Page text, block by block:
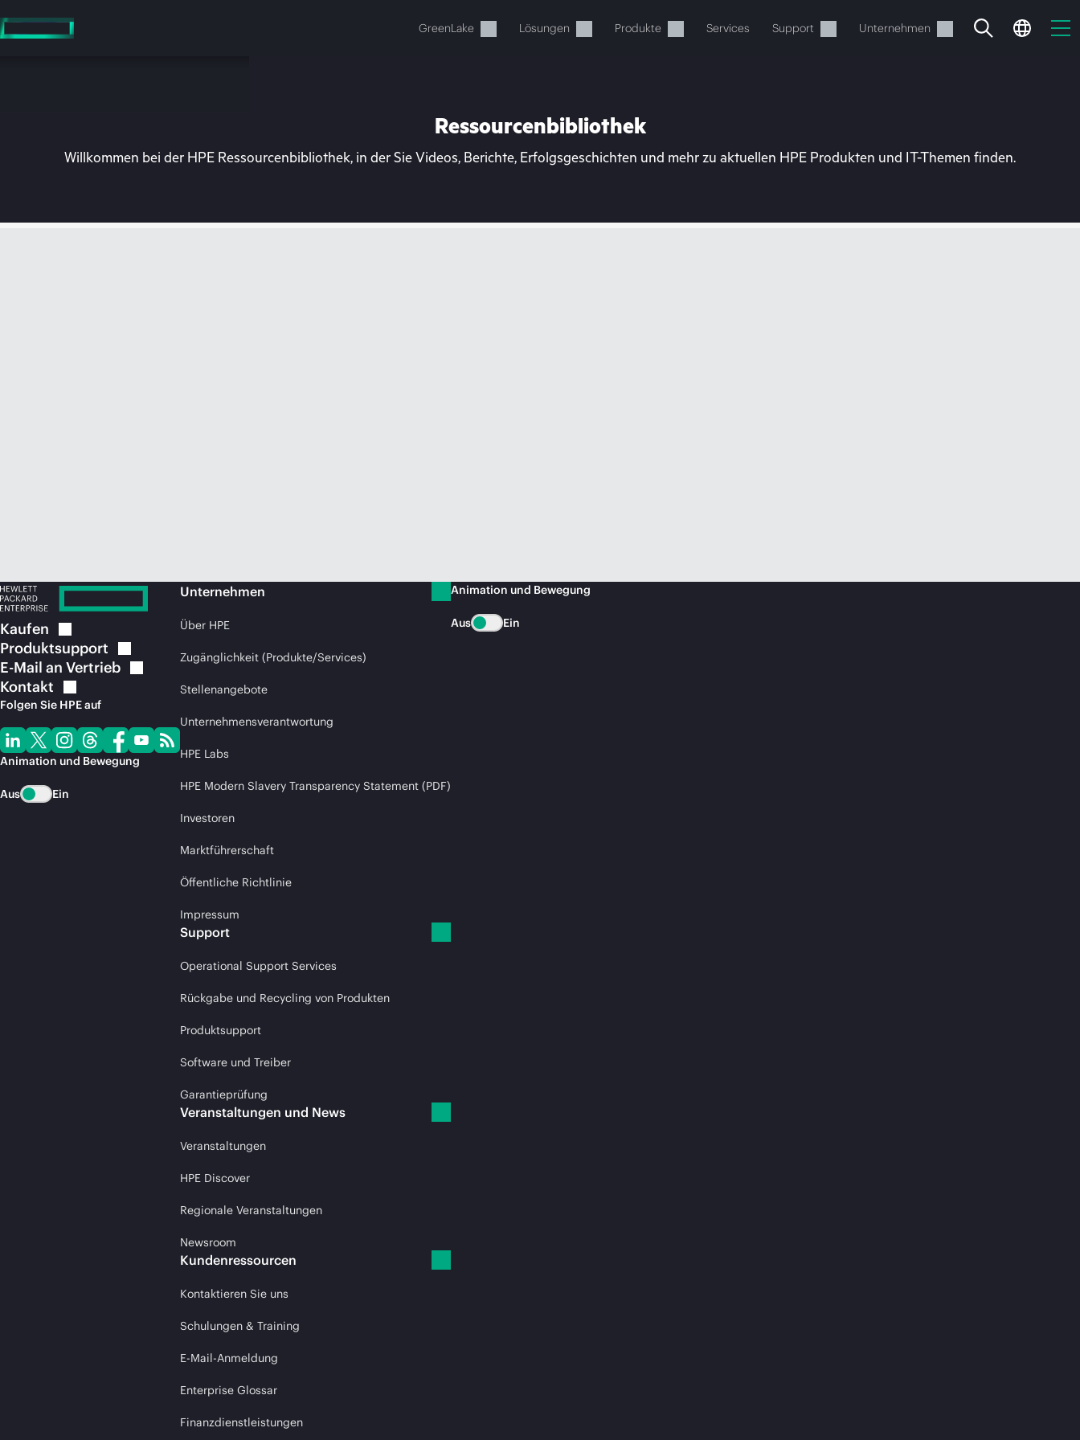
Hauptinhalt
wechseln
GreenLake Lösungen Produkte Services Support Unternehmen
Ihr Warenkorb ist aktuell leer
Ressourcenbibliothek
Willkommen bei der HPE Ressourcenbibliothek, in der Sie Videos, Berichte, Erfolgsgeschichten und mehr zu aktuellen HPE Produkten und IT-Themen finden.
Kaufen
Produktsupport
E-Mail an Vertrieb
Kontakt
Folgen Sie HPE auf
Animation und Bewegung
Aus Ein
Unternehmen
Über HPE
Zugänglichkeit (Produkte/Services)
Stellenangebote
Unternehmensverantwortung
HPE Labs
HPE Modern Slavery Transparency Statement (PDF)
Investoren
Marktführerschaft
Öffentliche Richtlinie
Impressum
Support
Operational Support Services
Rückgabe und Recycling von Produkten
Produktsupport
Software und Treiber
Garantieprüfung
Veranstaltungen und News
Veranstaltungen
HPE Discover
Regionale Veranstaltungen
Newsroom
Kundenressourcen
Kontaktieren Sie uns
Schulungen & Training
E-Mail-Anmeldung
Enterprise Glossar
Finanzdienstleistungen
Animation und Bewegung
Aus Ein